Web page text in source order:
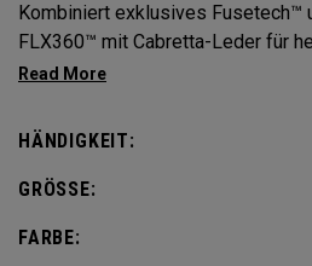
Kombiniert exklusives Fusetech™
FLX360™ mit Cabretta-Leder für
Tragegefühl, Grip und Robustheit.
HÄNDIGKEIT:
GRÖSSE:
FARBE: